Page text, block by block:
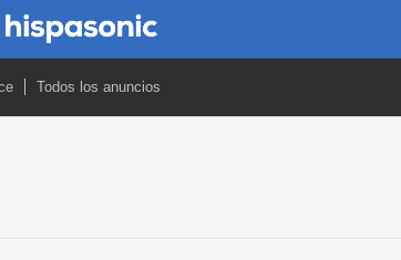
Todos los anuncios